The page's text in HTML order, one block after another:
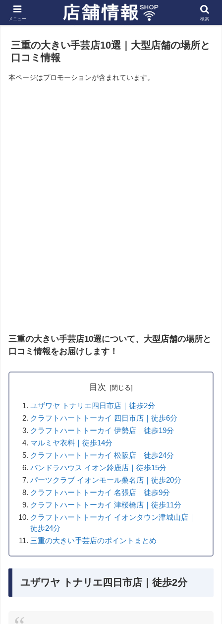
ホーム 東海 三重の店舗
三重の大きい手芸店10選｜大型店舗の場所と
口コミ情報
本ページはプロモーションが含まれています。
三重の大きい手芸店10選について、大型店舗の場所と
口コミ情報をお届けします！
目次
ユザワヤ トナリエ四日市店｜徒歩2分
クラフトハートトーカイ 四日市店｜徒歩6分
クラフトハートトーカイ 伊勢店｜徒歩19分
マルミヤ衣料｜徒歩14分
クラフトハートトーカイ 松阪店｜徒歩24分
パンドラハウス イオン鈴鹿店｜徒歩15分
パーツクラブ イオンモール桑名店｜徒歩20分
クラフトハートトーカイ 名張店｜徒歩9分
クラフトハートトーカイ 津桜橋店｜徒歩11分
クラフトハートトーカイ イオンタウン津城山店｜
徒歩24分
三重の大きい手芸店のポイントまとめ
ユザワヤ トナリエ四日市店｜徒歩2分
メニュー 検索